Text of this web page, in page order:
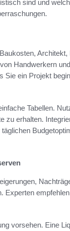
sind und
Handwerkern
ein Projekt
Tabellen.
erhalten.
Experten
vorsehen. Eine